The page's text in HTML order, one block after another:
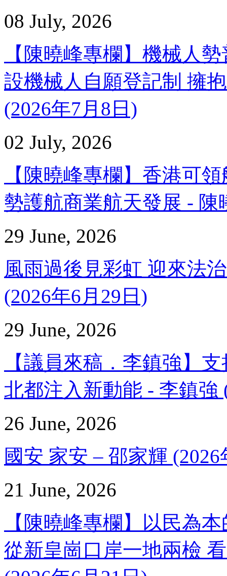
08 July, 2026
【陳曉峰專欄】機械人
設機械人自願登記制 擁
(2026年7月8日)
02 July, 2026
【陳曉峰專欄】香港可
勢護航商業航天發展 - 陳
29 June, 2026
風雨過後見彩虹 迎來法
(2026年6月29日)
29 June, 2026
【議員來稿．李鎮強】
北都注入新動能 - 李鎮強
26 June, 2026
國安 家安 – 邵家輝 (2026
21 June, 2026
【陳曉峰專欄】以民為
從新皇崗口岸一地兩檢